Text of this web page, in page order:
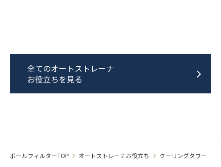
全てのオートストレーナ
お役立ちを見る
ボールフィルターTOP オートストレーナお役立ち クーリングタワー